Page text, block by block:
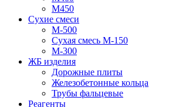
М450
Сухие смеси
М-500
Сухая смесь М-150
М-300
ЖБ изделия
Дорожные плиты
Железобетонные кольца
Трубы фальцевые
Реагенты